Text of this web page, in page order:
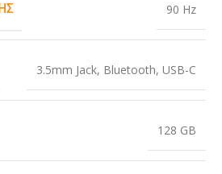
90 Hz
3.5mm Jack, Bluetooth, USB-C
128 GB